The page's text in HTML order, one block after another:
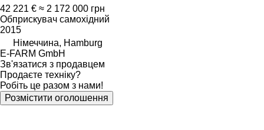
42 221 € ≈ 2 172 000 грн
Обприскувач самохідний
2015
Німеччина, Hamburg
E-FARM GmbH
Зв'язатися з продавцем
Продаєте техніку?
Робіть це разом з нами!
Розмістити оголошення